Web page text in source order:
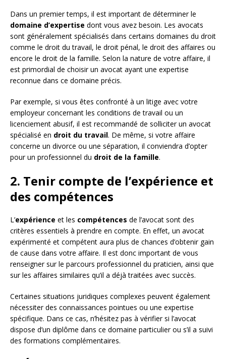
Dans un premier temps, il est important de déterminer le
domaine d’expertise dont vous avez besoin. Les avocats
sont généralement spécialisés dans certains domaines du droit
comme le droit du travail, le droit pénal, le droit des affaires ou
encore le droit de la famille. Selon la nature de votre affaire, il
est primordial de choisir un avocat ayant une expertise
reconnue dans ce domaine précis.
Par exemple, si vous êtes confronté à un litige avec votre
employeur concernant les conditions de travail ou un
licenciement abusif, il est recommandé de solliciter un avocat
spécialisé en droit du travail. De même, si votre affaire
concerne un divorce ou une séparation, il conviendra d’opter
pour un professionnel du droit de la famille.
2. Tenir compte de l’expérience et
des compétences
L’expérience et les compétences de l’avocat sont des
critères essentiels à prendre en compte. En effet, un avocat
expérimenté et compétent aura plus de chances d’obtenir gain
de cause dans votre affaire. Il est donc important de vous
renseigner sur le parcours professionnel du praticien, ainsi que
sur les affaires similaires qu’il a déjà traitées avec succès.
Certaines situations juridiques complexes peuvent également
nécessiter des connaissances pointues ou une expertise
spécifique. Dans ce cas, n’hésitez pas à vérifier si l’avocat
dispose d’un diplôme dans ce domaine particulier ou s’il a suivi
des formations complémentaires.